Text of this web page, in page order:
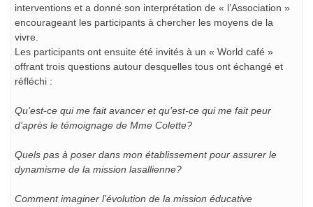
interventions et a donné son interprétation de « l’Association »
encourageant les participants à chercher les moyens de la
vivre.
Les participants ont ensuite été invités à un « World café »
offrant trois questions autour desquelles tous ont échangé et
réfléchi :
Qu’est-ce qui me fait avancer et qu’est-ce qui me fait peur
d’après le témoignage de Mme Colette?
Quels pas à poser dans mon établissement pour assurer le
dynamisme de la mission lasallienne?
Comment imaginer l’évolution de la mission éducative